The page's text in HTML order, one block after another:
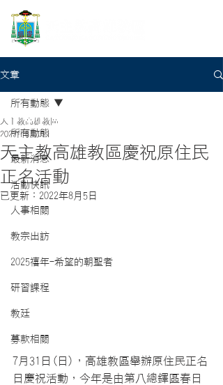
文章
所有動態
最新消息
活動快訊
人事相關
教宗出訪
2025禧年-希望的朝聖者
研習課程
教廷
募款相關
所有動態
天主教高雄教區慶祝原住民
正名活動
天主教高雄教區
2022年8月3日
已更新： 2022年8月5日
7月31日(日)，高雄教區舉辦原住民正名
日慶祝活動，今年是由第八總鐸區春日